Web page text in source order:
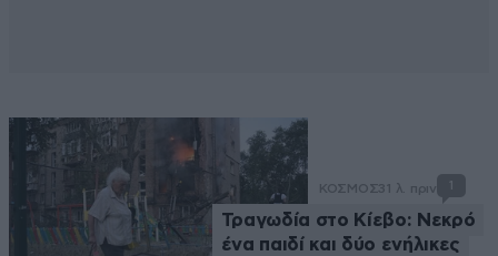
ΚΟΣΜΟΣ31 λ. πριν
Τραγωδία στο Κίεβο: Νεκρό
ένα παιδί και δύο ενήλικες